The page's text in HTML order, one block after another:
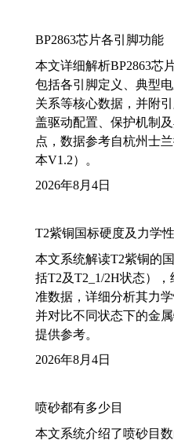
BP2863芯片各引脚功能
本文详细解析BP2863芯
包括各引脚定义、典型
关系等核心数据，并附
盖驱动配置、保护机制
点，数据参考自杭州士
本V1.2）。
2026年8月4日
T2紫铜国标硬度及力学
本文系统解读T2紫铜的
括T2及T2_1/2H状态），
准数据，详细分析其力
并对比不同状态下的金
提供参考。
2026年8月4日
喷砂都有多少目
本文系统介绍了喷砂目